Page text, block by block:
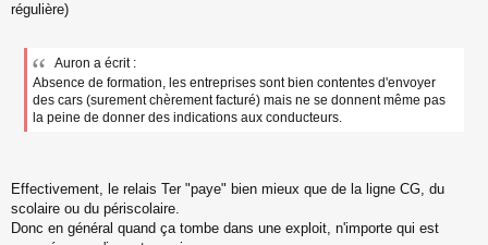
régulière)
Auron a écrit :
Absence de formation, les entreprises sont bien contentes d'envoyer
des cars (surement chèrement facturé) mais ne se donnent même pas
la peine de donner des indications aux conducteurs.
Effectivement, le relais Ter "paye" bien mieux que de la ligne CG, du
scolaire ou du périscolaire.
Donc en général quand ça tombe dans une exploit, n'importe qui est